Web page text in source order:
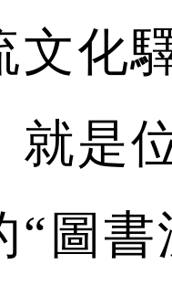
文化
就是
“圖